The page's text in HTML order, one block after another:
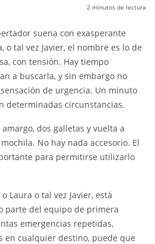
2 minutos de lectura
suena con exasperante
o tal vez Javier, el nombre es lo de
con tensión. Hay tiempo
a buscarla, y sin embargo no
de urgencia. Un minuto
determinadas circunstancias.
dos galletas y vuelta a
No hay nada accesorio. El
para permitirse utilizarlo
Laura o tal vez Javier, está
parte del equipo de primera
emergencias repetidas,
en cualquier destino, puede que